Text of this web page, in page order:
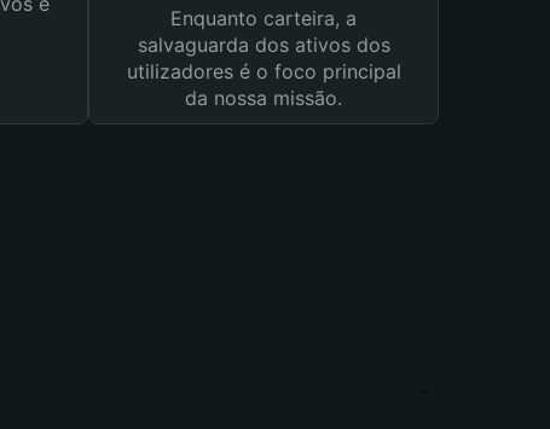
Enquanto carteira, a
salvaguarda dos ativos dos
utilizadores é o foco principal
da nossa missão.